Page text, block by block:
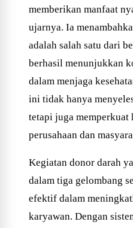
memberikan manfaat
ujarnya. Ia
adalah salah satu dari
berhasil menunjukkan
dalam menjaga
ini tidak hanya
tetapi juga memperkuat
perusahaan dan
Kegiatan donor darah
dalam tiga gelombang
efektif dalam
karyawan. Dengan